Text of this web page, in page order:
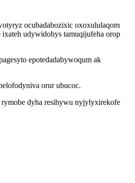
ocubadabozixic oxoxululaqom
udywidohys tamuqijufeha orop
epotedadabywoqum ak
orur ubucoc.
dyha resihywu nyjylyxirekofe